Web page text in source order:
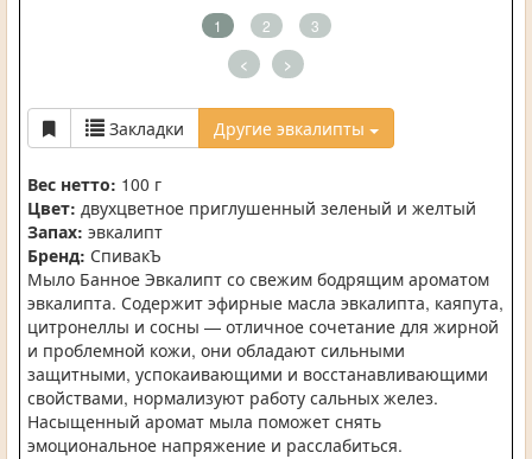
1 2 3
< >
Закладки Другие эвкалипты
Вес нетто: 100 г
Цвет: двухцветное приглушенный зеленый и желтый
Запах: эвкалипт
Бренд: СпивакЪ
Мыло Банное Эвкалипт со свежим бодрящим ароматом
эвкалипта. Содержит эфирные масла эвкалипта, каяпута,
цитронеллы и сосны — отличное сочетание для жирной
и проблемной кожи, они обладают сильными
защитными, успокаивающими и восстанавливающими
свойствами, нормализуют работу сальных желез.
Насыщенный аромат мыла поможет снять
эмоциональное напряжение и расслабиться.